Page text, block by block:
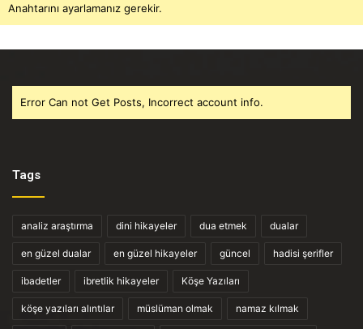
Anahtarını ayarlamanız gerekir.
Error Can not Get Posts, Incorrect account info.
Tags
analiz araştırma dini hikayeler dua etmek dualar
en güzel dualar en güzel hikayeler güncel hadisi şerifler
ibadetler ibretlik hikayeler Köşe Yazıları
köşe yazıları alıntılar müslüman olmak namaz kılmak